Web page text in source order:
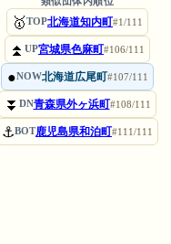
🥇TOP北海道知内町#1/111
⏫ UP宮城県色麻町#106/111
●NOW北海道広尾町#107/111
⏬ DN青森県外ヶ浜町#108/111
⚓BOT鹿児島県和泊町#111/111